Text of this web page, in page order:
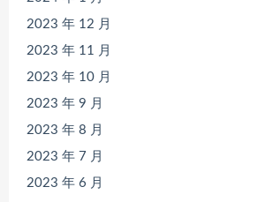
2023 年 12 月
2023 年 11 月
2023 年 10 月
2023 年 9 月
2023 年 8 月
2023 年 7 月
2023 年 6 月